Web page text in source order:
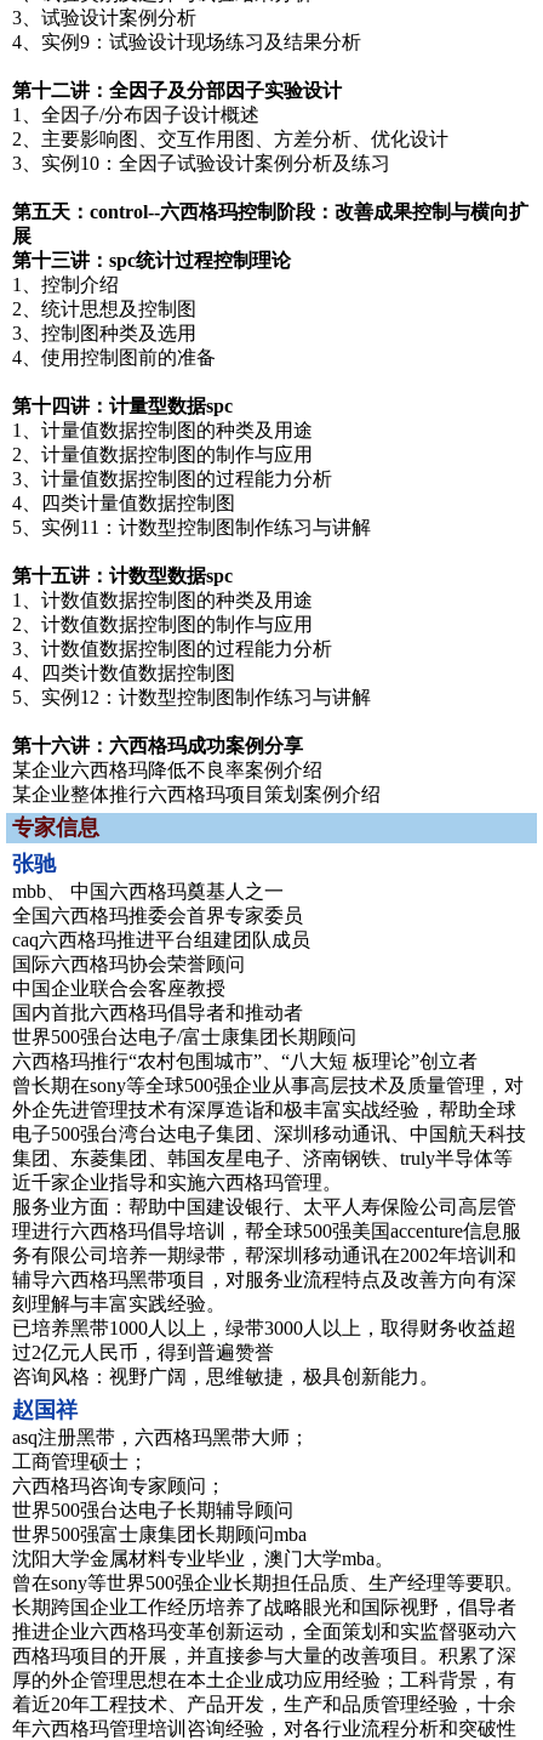
3、试验设计案例分析
4、实例9：试验设计现场练习及结果分析
第十二讲：全因子及分部因子实验设计
1、全因子/分布因子设计概述
2、主要影响图、交互作用图、方差分析、优化设计
3、实例10：全因子试验设计案例分析及练习
第五天：control--六西格玛控制阶段：改善成果控制与横向扩
展
第十三讲：spc统计过程控制理论
1、控制介绍
2、统计思想及控制图
3、控制图种类及选用
4、使用控制图前的准备
第十四讲：计量型数据spc
1、计量值数据控制图的种类及用途
2、计量值数据控制图的制作与应用
3、计量值数据控制图的过程能力分析
4、四类计量值数据控制图
5、实例11：计数型控制图制作练习与讲解
第十五讲：计数型数据spc
1、计数值数据控制图的种类及用途
2、计数值数据控制图的制作与应用
3、计数值数据控制图的过程能力分析
4、四类计数值数据控制图
5、实例12：计数型控制图制作练习与讲解
第十六讲：六西格玛成功案例分享
某企业六西格玛降低不良率案例介绍
某企业整体推行六西格玛项目策划案例介绍
专家信息
张驰
mbb、 中国六西格玛奠基人之一
全国六西格玛推委会首界专家委员
caq六西格玛推进平台组建团队成员
国际六西格玛协会荣誉顾问
中国企业联合会客座教授
国内首批六西格玛倡导者和推动者
世界500强台达电子/富士康集团长期顾问
六西格玛推行“农村包围城市”、“八大短 板理论”创立者
曾长期在sony等全球500强企业从事高层技术及质量管理，对
外企先进管理技术有深厚造诣和极丰富实战经验，帮助全球
电子500强台湾台达电子集团、深圳移动通讯、中国航天科技
集团、东菱集团、韩国友星电子、济南钢铁、truly半导体等
近千家企业指导和实施六西格玛管理。
服务业方面：帮助中国建设银行、太平人寿保险公司高层管
理进行六西格玛倡导培训，帮全球500强美国accenture信息服
务有限公司培养一期绿带，帮深圳移动通讯在2002年培训和
辅导六西格玛黑带项目，对服务业流程特点及改善方向有深
刻理解与丰富实践经验。
已培养黑带1000人以上，绿带3000人以上，取得财务收益超
过2亿元人民币，得到普遍赞誉
咨询风格：视野广阔，思维敏捷，极具创新能力。
赵国祥
asq注册黑带，六西格玛黑带大师；
工商管理硕士；
六西格玛咨询专家顾问；
世界500强台达电子长期辅导顾问
世界500强富士康集团长期顾问mba
沈阳大学金属材料专业毕业，澳门大学mba。
曾在sony等世界500强企业长期担任品质、生产经理等要职。
长期跨国企业工作经历培养了战略眼光和国际视野，倡导者
推进企业六西格玛变革创新运动，全面策划和实监督驱动六
西格玛项目的开展，并直接参与大量的改善项目。积累了深
厚的外企管理思想在本土企业成功应用经验；工科背景，有
着近20年工程技术、产品开发，生产和品质管理经验，十余
年六西格玛管理培训咨询经验，对各行业流程分析和突破性